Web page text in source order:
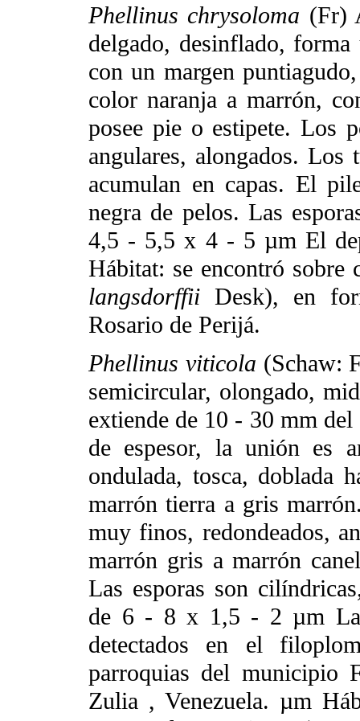
Phellinus chrysoloma (Fr)
delgado, desinflado, forma
con un margen
color naranja a marrón,
posee pie o estipete. Los
angulares, alongados.
acumulan en capas. El
negra de pelos. Las
4,5 - 5,5 x 4 - 5 µm El
Hábitat: se encontró sobre
langsdorffii Desk), en
Rosario de Perijá.
Phellinus viticola (Schaw:
semicircular, olongado,
extiende de 10 - 30 mm
de espesor, la unión es
ondulada, tosca, doblada
marrón tierra a gris
muy finos, redondeados,
marrón gris a marrón
Las esporas son
de 6 - 8 x 1,5 - 2 µm
detectados en el
parroquias del municipio
Zulia , Venezuela. µm